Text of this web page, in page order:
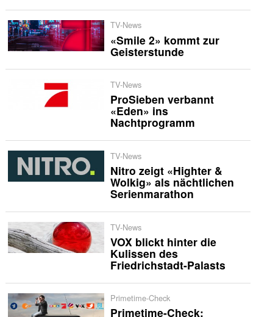
TV-News
«Smile 2» kommt zur
Geisterstunde
TV-News
ProSieben verbannt
«Eden» ins
Nachtprogramm
TV-News
Nitro zeigt «Highter &
Wolkig» als nächtlichen
Serienmarathon
TV-News
VOX blickt hinter die
Kulissen des
Friedrichstadt-Palasts
Primetime-Check
Primetime-Check: